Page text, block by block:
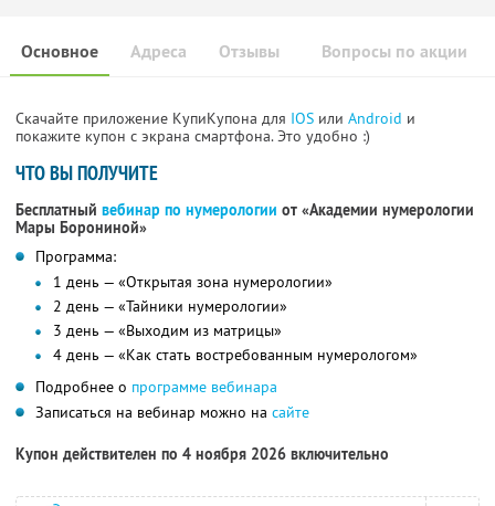
Основное Отзывы Вопросы по акции
Адреса
Скачайте приложение КупиКупона для IOS или Android и
покажите купон с экрана смартфона. Это удобно :)
ЧТО ВЫ ПОЛУЧИТЕ
Бесплатный вебинар по нумерологии от «Академии нумерологии
Мары Борониной»
Программа:
1 день — «Открытая зона нумерологии»
2 день — «Тайники нумерологии»
3 день — «Выходим из матрицы»
4 день — «Как стать востребованным нумерологом»
Подробнее о программе вебинара
Записаться на вебинар можно на сайте
Купон действителен по 4 ноября 2026 включительно